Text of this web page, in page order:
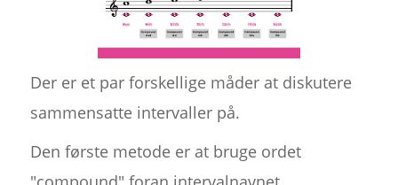
Der er et par forskellige måder at diskutere
sammensatte intervaller på.
Den første metode er at bruge ordet